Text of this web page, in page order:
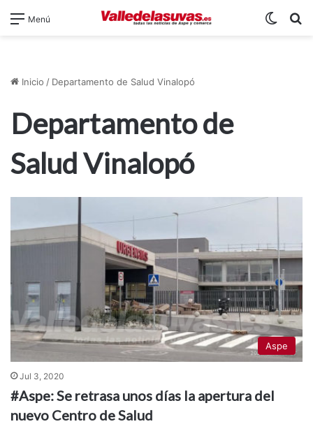
Menú
Inicio / Departamento de Salud Vinalopó
Departamento de
Salud Vinalopó
Aspe
Jul 3, 2020
#Aspe: Se retrasa unos días la apertura del
nuevo Centro de Salud